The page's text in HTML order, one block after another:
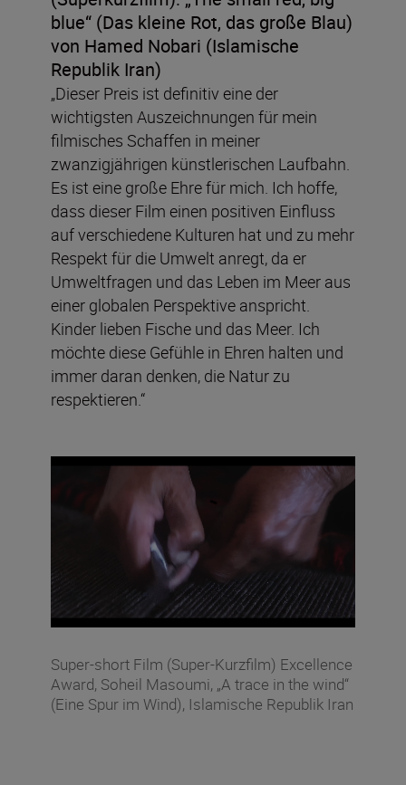
blue“ (Das kleine Rot, das große Blau)
von Hamed Nobari (Islamische
Republik Iran)
„Dieser Preis ist definitiv eine der
wichtigsten Auszeichnungen für mein
filmisches Schaffen in meiner
zwanzigjährigen künstlerischen Laufbahn.
Es ist eine große Ehre für mich. Ich hoffe,
dass dieser Film einen positiven Einfluss
auf verschiedene Kulturen hat und zu mehr
Respekt für die Umwelt anregt, da er
Umweltfragen und das Leben im Meer aus
einer globalen Perspektive anspricht.
Kinder lieben Fische und das Meer. Ich
möchte diese Gefühle in Ehren halten und
immer daran denken, die Natur zu
respektieren.“
Super-short Film (Super-Kurzfilm) Excellence
Award, Soheil Masoumi, „A trace in the wind“
(Eine Spur im Wind), Islamische Republik Iran